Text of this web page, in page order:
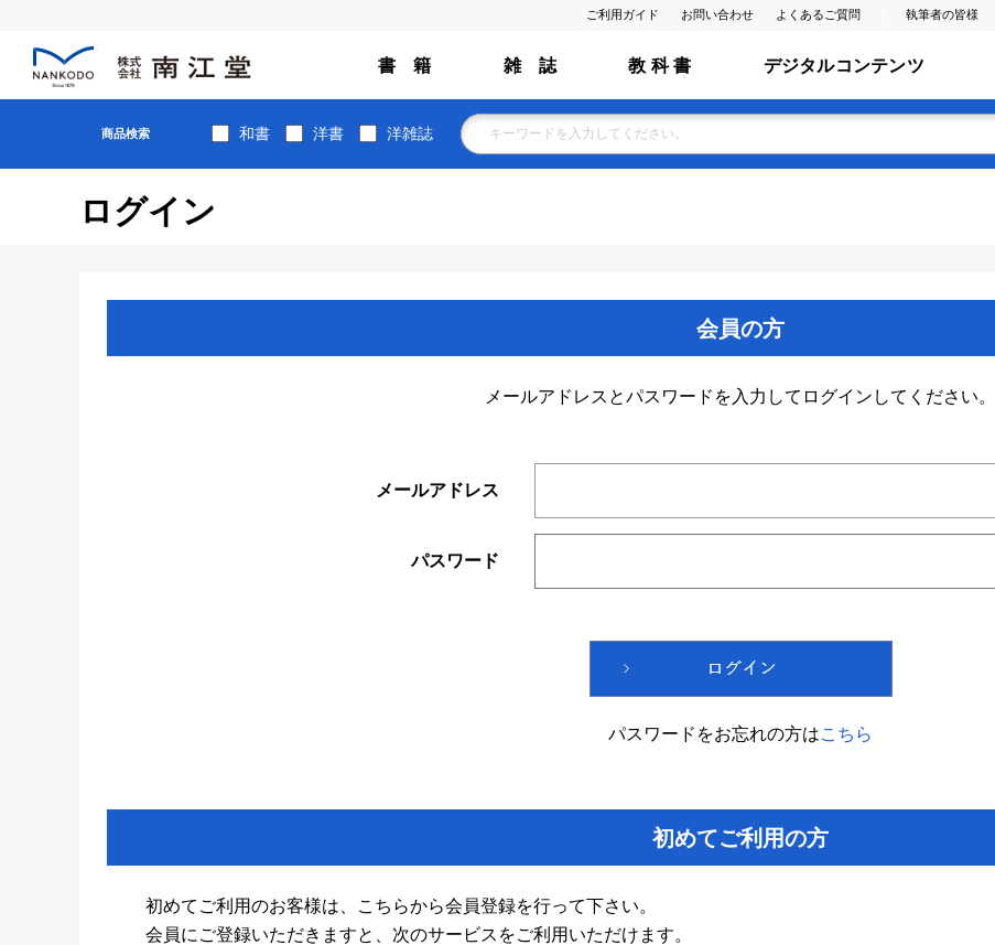
ご利用ガイド お問い合わせ よくあるご質問 執筆者の皆様
書 籍 雑 誌 教 科 書 デジタルコンテンツ
商品検索 和書 洋書 洋雑誌
ログイン
会員の方
メールアドレスとパスワードを入力してログインしてください。
メールアドレス
パスワード
パスワードをお忘れの方はこちら
初めてご利用の方
初めてご利用のお客様は、こちらから会員登録を行って下さい。
会員にご登録いただきますと、次のサービスをご利用いただけます。